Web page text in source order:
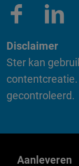
Disclaimer
Ster kan
gecontroleerd.
Aanleveren